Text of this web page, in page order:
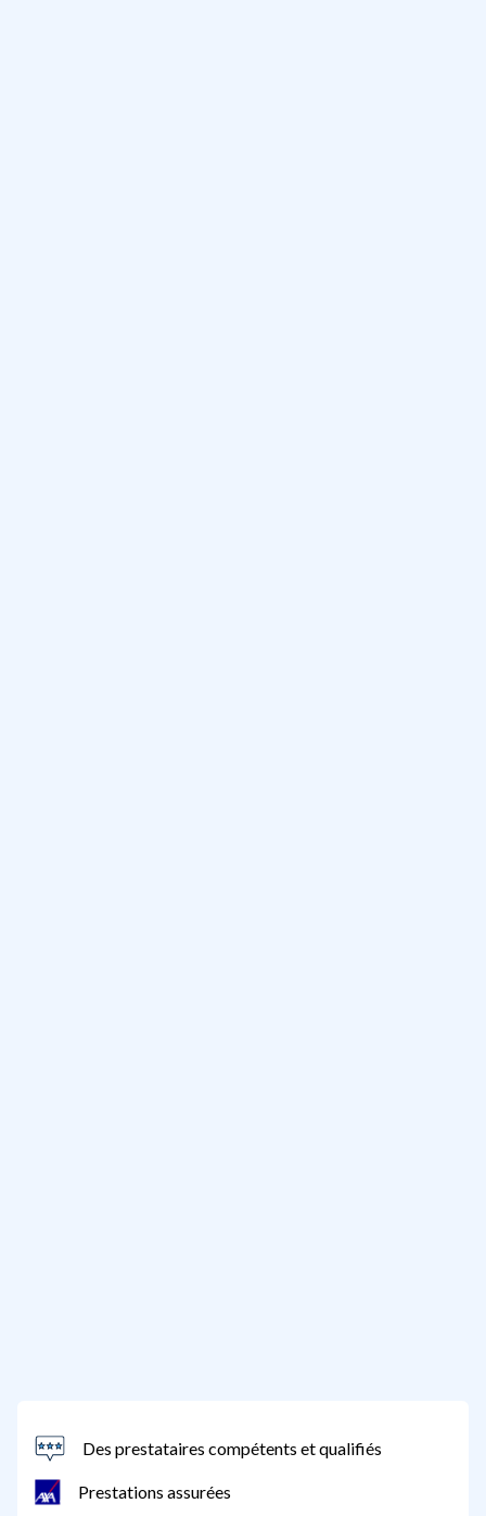
Des prestataires compétents et qualifiés
Prestations assurées